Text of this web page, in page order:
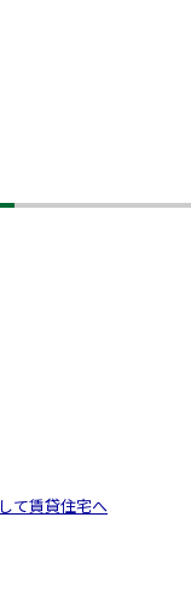
て賃貸住宅へ